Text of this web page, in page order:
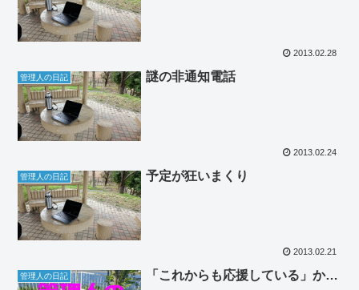
2013.02.28
管理人の日記 謎の非通知電話
2013.02.24
管理人の日記 予定が狂いまくり
2013.02.21
管理人の日記 「これからも応援している」か…